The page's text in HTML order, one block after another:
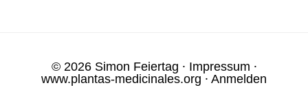
© 2026 Simon Feiertag ⸱ Impressum ⸱
www.plantas-medicinales.org ⸱ Anmelden